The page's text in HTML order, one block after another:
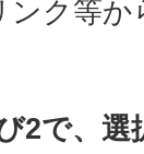
ンク等か
2で、選